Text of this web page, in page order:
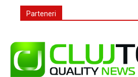
Parteneri